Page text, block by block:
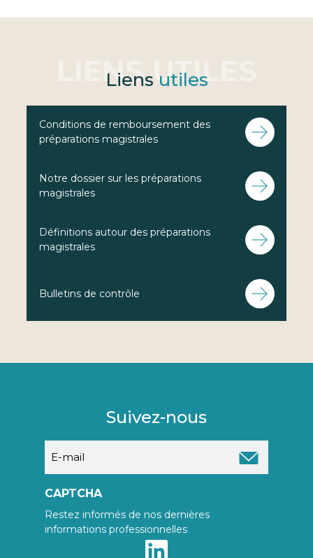
Liens utiles
Conditions de remboursement des
préparations magistrales
Notre dossier sur les préparations
magistrales
Définitions autour des préparations
magistrales
Bulletins de contrôle
Suivez-nous
mail
CAPTCHA
Restez informés de nos dernières
informations professionnelles